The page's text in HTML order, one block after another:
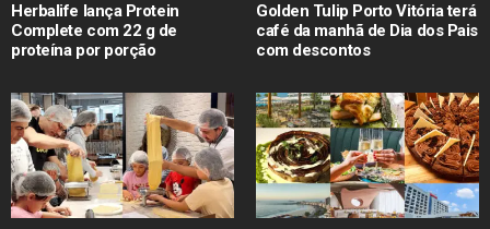
Herbalife lança Protein
Complete com 22 g de
proteína por porção
Golden Tulip Porto Vitória terá
café da manhã de Dia dos Pais
com descontos